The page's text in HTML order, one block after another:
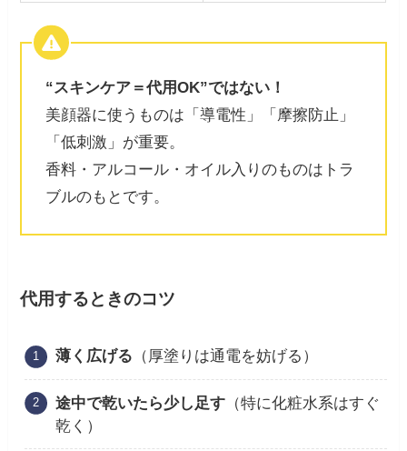
“スキンケア＝代用OK”ではない！
美顔器に使うものは「導電性」「摩擦防止」
「低刺激」が重要。
香料・アルコール・オイル入りのものはトラ
ブルのもとです。
代用するときのコツ
薄く広げる （厚塗りは通電を妨げる）
途中で乾いたら少し足す（特に化粧水系はすぐ
乾く）